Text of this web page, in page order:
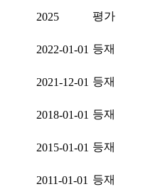
2025 평가
2022-01-01 등재
2021-12-01 등재
2018-01-01 등재
2015-01-01 등재
2011-01-01 등재